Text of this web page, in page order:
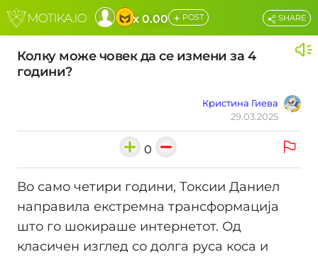
x 0.00 + POST
Колку може човек да се измени за 4
години?
Кристина Гиева
29.03.2025
SHARE
0
Во само четири години, Токсии Даниел
направила екстремна трансформација
што го шокираше интернетот. Од
класичен изглед со долга руса коса и